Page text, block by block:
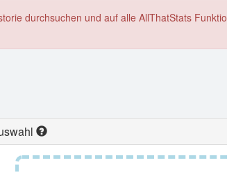
durchsuchen und auf alle AllThatStats